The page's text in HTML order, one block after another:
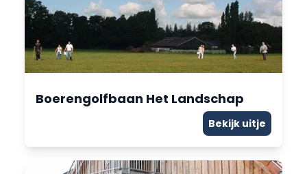
Boerengolfbaan Het Landschap
Bekijk uitje